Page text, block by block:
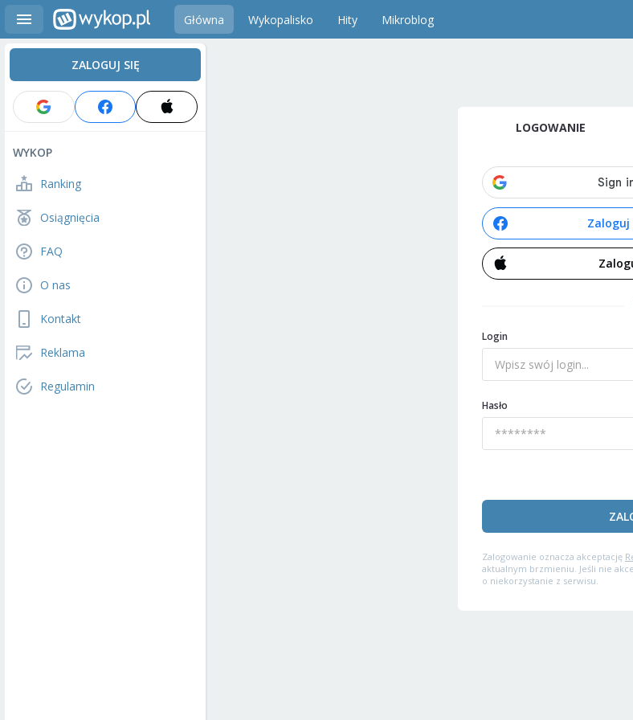
Główna Wykopalisko Hity Mikroblog
ZALOGUJ SIĘ
WYKOP
Ranking
Osiągnięcia
FAQ
O nas
Kontakt
Reklama
Regulamin
LOGOWANIE
Zaloguj
Login
Hasło
Zalogowanie oznacza akceptację
aktualnym brzmieniu. Jeśli nie
o niekorzystanie z serwisu.